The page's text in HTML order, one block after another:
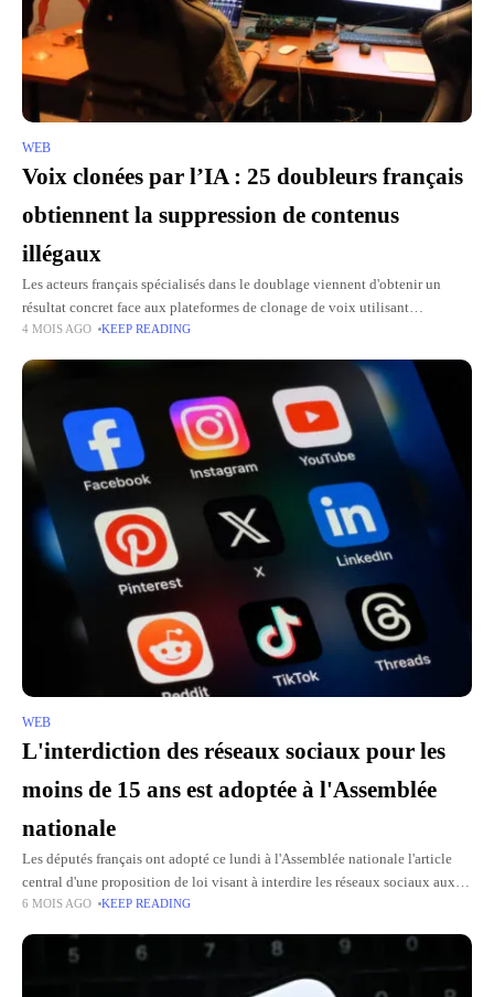
WEB
Voix clonées par l’IA : 25 doubleurs français
obtiennent la suppression de contenus
illégaux
Les acteurs français spécialisés dans le doublage viennent d'obtenir un
résultat concret face aux plateformes de clonage de voix utilisant
l'intelligence artificielle. 25 acteurs ont obtenu de Fish Audio la
4 MOIS AGO KEEP READING
WEB
L'interdiction des réseaux sociaux pour les
moins de 15 ans est adoptée à l'Assemblée
nationale
Les députés français ont adopté ce lundi à l'Assemblée nationale l'article
central d'une proposition de loi visant à interdire les réseaux sociaux aux
moins de 15 ans. Soutenu par la
6 MOIS AGO KEEP READING